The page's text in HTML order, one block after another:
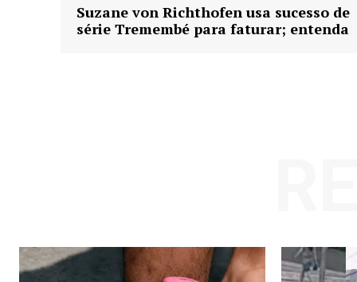
Suzane von Richthofen usa sucesso de
série Tremembé para faturar; entenda